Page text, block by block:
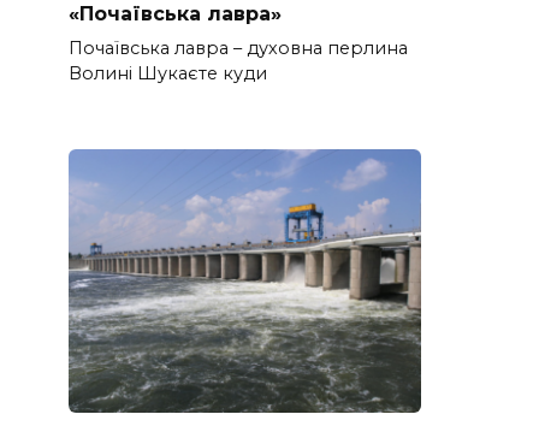
«Почаївська лавра»
Почаївська лавра – духовна перлина
Волині Шукаєте куди